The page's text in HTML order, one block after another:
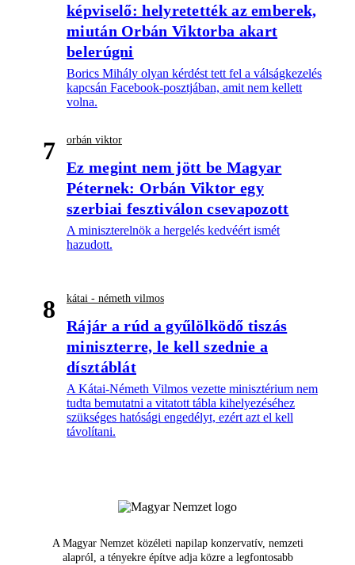
képviselő: helyretették az emberek,
miután Orbán Viktorba akart
belerúgni
Borics Mihály olyan kérdést tett fel a válságkezelés
kapcsán Facebook-posztjában, amit nem kellett
volna.
7 orbán viktor
Ez megint nem jött be Magyar
Péternek: Orbán Viktor egy
szerbiai fesztiválon csevapozott
A miniszterelnök a hergelés kedvéért ismét
hazudott.
8 kátai - németh vilmos
Rájár a rúd a gyűlölködő tiszás
miniszterre, le kell szednie a
dísztáblát
A Kátai-Németh Vilmos vezette minisztérium nem
tudta bemutatni a vitatott tábla kihelyezéséhez
szükséges hatósági engedélyt, ezért azt el kell
távolítani.
A Magyar Nemzet közéleti napilap konzervatív, nemzeti
alapról, a tényekre építve adja közre a legfontosabb